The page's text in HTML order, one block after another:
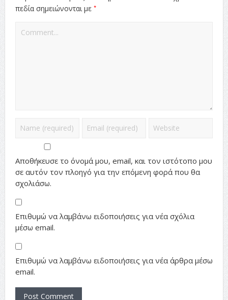
πεδία σημειώνονται με *
Αποθήκευσε το όνομά μου, email, και τον ιστότοπο μου
σε αυτόν τον πλοηγό για την επόμενη φορά που θα
σχολιάσω.
Επιθυμώ να λαμβάνω ειδοποιήσεις για νέα σχόλια
μέσω email.
Επιθυμώ να λαμβάνω ειδοποιήσεις για νέα άρθρα μέσω
email.